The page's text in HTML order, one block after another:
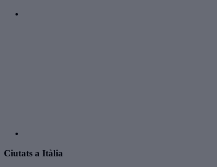
Ciutats a Itàlia